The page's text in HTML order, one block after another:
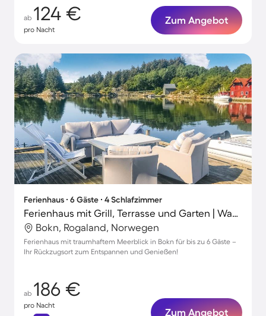
ab 124 €
pro Nacht
Zum Angebot
Ferienhaus ∙ 6 Gäste ∙ 4 Schlafzimmer
Ferienhaus mit Grill, Terrasse und Garten | Wasserblick
Bokn, Rogaland, Norwegen
Ferienhaus mit traumhaftem Meerblick in Bokn für bis zu 6 Gäste –
Ihr Rückzugsort zum Entspannen und Genießen!
ab 186 €
pro Nacht
Zum Angebot